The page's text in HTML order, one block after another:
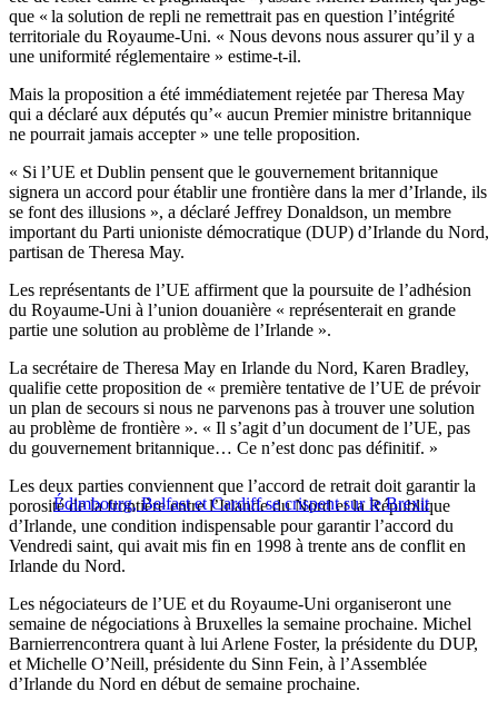
que « la solution de repli ne remettrait pas en question l’intégrité
territoriale du Royaume-Uni. « Nous devons nous assurer qu’il y a
une uniformité réglementaire » estime-t-il.
Mais la proposition a été immédiatement rejetée par Theresa May
qui a déclaré aux députés qu’« aucun Premier ministre britannique
ne pourrait jamais accepter » une telle proposition.
« Si l’UE et Dublin pensent que le gouvernement britannique
signera un accord pour établir une frontière dans la mer d’Irlande, ils
se font des illusions », a déclaré Jeffrey Donaldson, un membre
important du Parti unioniste démocratique (DUP) d’Irlande du Nord,
partisan de Theresa May.
Les représentants de l’UE affirment que la poursuite de l’adhésion
du Royaume-Uni à l’union douanière « représenterait en grande
partie une solution au problème de l’Irlande ».
La secrétaire de Theresa May en Irlande du Nord, Karen Bradley,
qualifie cette proposition de « première tentative de l’UE de prévoir
un plan de secours si nous ne parvenons pas à trouver une solution
au problème de frontière ». « Il s’agit d’un document de l’UE, pas
du gouvernement britannique… Ce n’est donc pas définitif. »
Édimbourg, Belfast et Cardiff se crispent sur le Brexit
Les deux parties conviennent que l’accord de retrait doit garantir la
porosité de la frontière entre l’Irlande du Nord et la République
d’Irlande, une condition indispensable pour garantir l’accord du
Vendredi saint, qui avait mis fin en 1998 à trente ans de conflit en
Irlande du Nord.
Les négociateurs de l’UE et du Royaume-Uni organiseront une
semaine de négociations à Bruxelles la semaine prochaine. Michel
Barnierrencontrera quant à lui Arlene Foster, la présidente du DUP,
et Michelle O’Neill, présidente du Sinn Fein, à l’Assemblée
d’Irlande du Nord en début de semaine prochaine.